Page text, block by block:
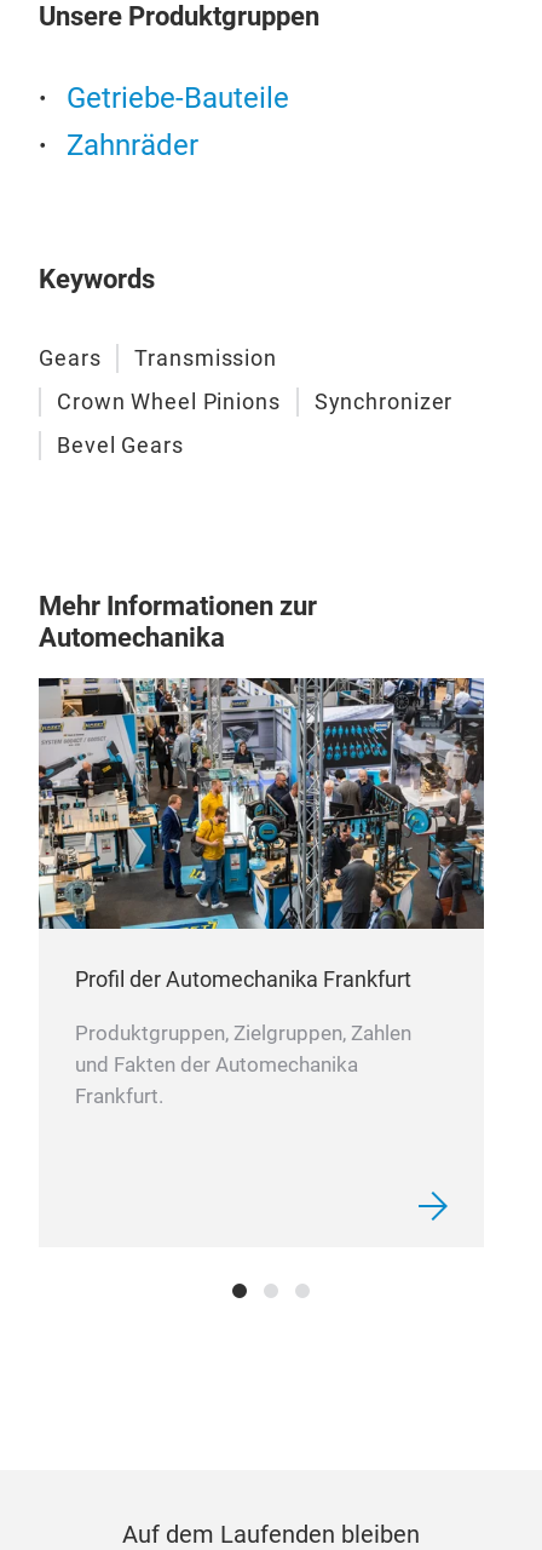
Unsere Produktgruppen
Getriebe-Bauteile
Zahnräder
Keywords
Gears
Transmission
Crown Wheel Pinions
Synchronizer
Bevel Gears
Mehr Informationen zur
Automechanika
Profil der Automechanika Frankfurt
Produktgruppen, Zielgruppen, Zahlen
und Fakten der Automechanika
Frankfurt.
Auf dem Laufenden bleiben